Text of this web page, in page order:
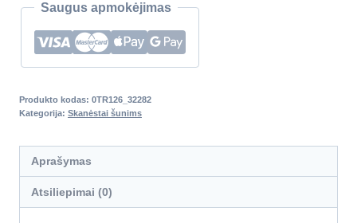
Saugus apmokėjimas
Produkto kodas: 0TR126_32282
Kategorija: Skanėstai šunims
Aprašymas
Atsiliepimai (0)